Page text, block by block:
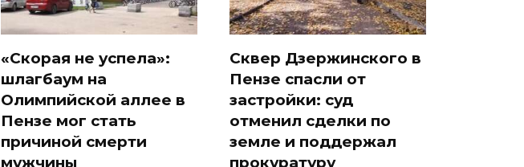
«Скорая не успела»:
шлагбаум на
Олимпийской аллее в
Пензе мог стать
причиной смерти
мужчины
Сквер Дзержинского в
Пензе спасли от
застройки: суд
отменил сделки по
земле и поддержал
прокуратуру